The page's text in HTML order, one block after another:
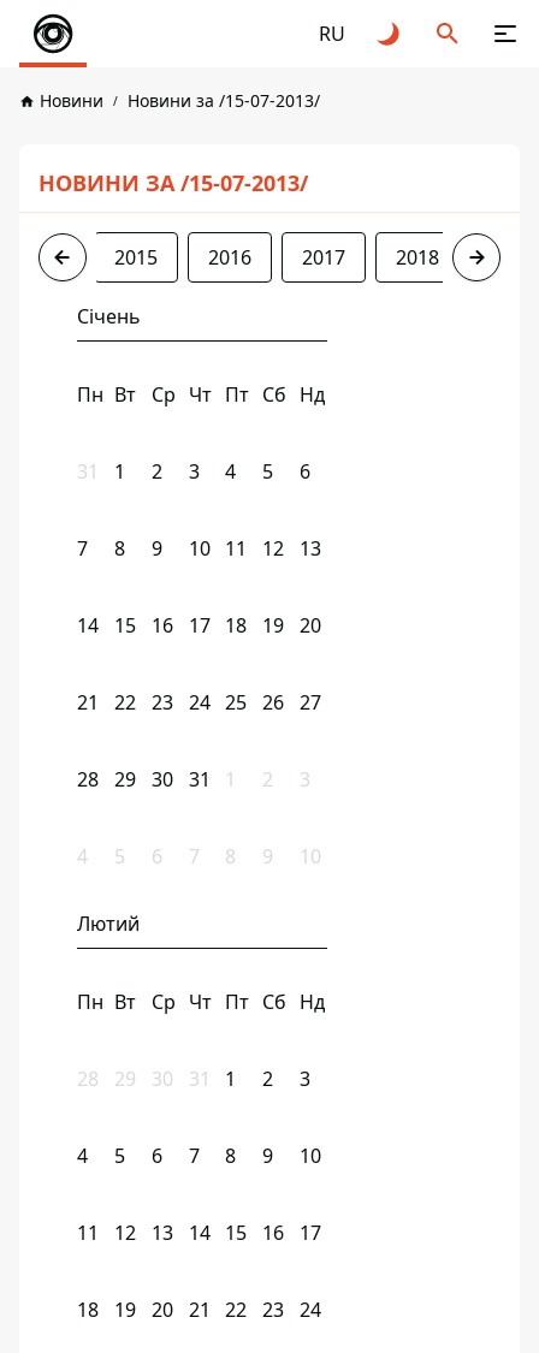
RU
Новини Новини за /15-07-2013/
НОВИНИ ЗА /15-07-2013/
2013 2015 2016 2017 2018 2019
Січень
Пн Вт Ср Чт Пт Сб Нд
31 1 2 3 4 5 6
7 8 9 10 11 12 13
14 15 16 17 18 19 20
21 22 23 24 25 26 27
28 29 30 31 1 2 3
4 5 6 7 8 9 10
Лютий
Пн Вт Ср Чт Пт Сб Нд
28 29 30 31 1 2 3
4 5 6 7 8 9 10
11 12 13 14 15 16 17
18 19 20 21 22 23 24